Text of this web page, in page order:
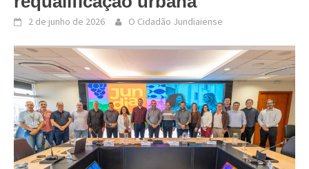
2 de junho de 2026 O Cidadão Jundiaiense